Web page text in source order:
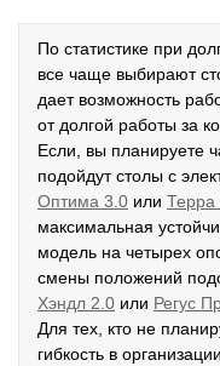
По статистике при
все чаще выбирают
дает возможность
от долгой работы за
Если, вы планируете
подойдут столы с
Оптима 3.0 или Терра
максимальная
модель на четырех
смены положений
Хэндл 2.0 или Регус
Для тех, кто не
гибкость в